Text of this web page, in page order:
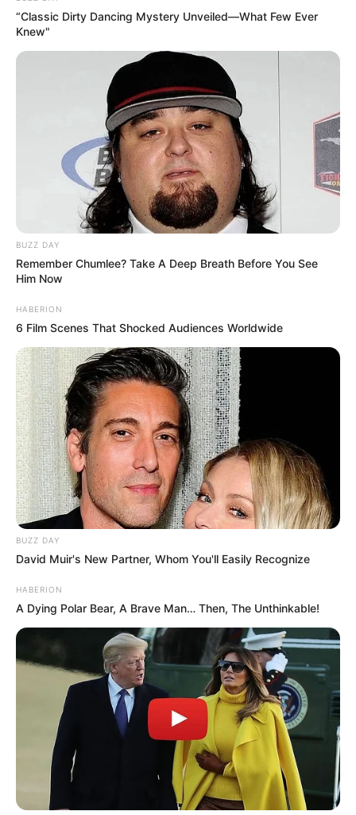
“Classic Dirty Dancing Mystery Unveiled—What Few Ever
Knew"
BUZZ DAY
Remember Chumlee? Take A Deep Breath Before You See
Him Now
HABERION
6 Film Scenes That Shocked Audiences Worldwide
BUZZ DAY
David Muir's New Partner, Whom You'll Easily Recognize
HABERION
A Dying Polar Bear, A Brave Man… Then, The Unthinkable!